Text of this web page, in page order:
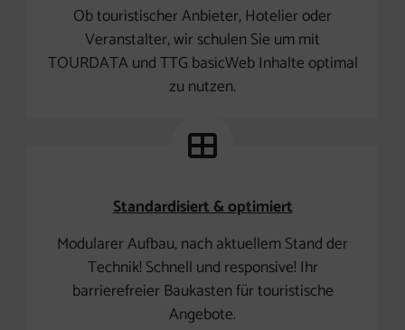
Ob touristischer Anbieter, Hotelier oder
Veranstalter, wir schulen Sie um mit
TOURDATA und TTG basicWeb Inhalte optimal
zu nutzen.
Standardisiert & optimiert
Modularer Aufbau, nach aktuellem Stand der
Technik! Schnell und responsive! Ihr
barrierefreier Baukasten für touristische
Angebote.